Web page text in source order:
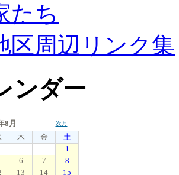
たち
区周辺リンク集
ンダー